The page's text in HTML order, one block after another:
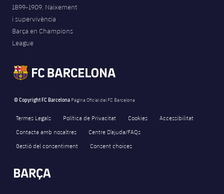
1899-1909. Naixement
i supervivència
Barça en Champions
League
© Copyright FC Barcelona Pàgina Oficial del FC Barcelona
Termes Legals Política de Privacitat Cookies
Accessibilitat
Contacta amb nosaltres
Centre D’ajuda/FAQs
Gestió del consentiment
Consent choices